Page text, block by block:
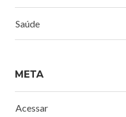
Saúde
META
Acessar